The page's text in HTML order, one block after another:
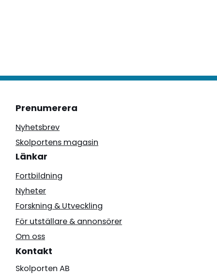
Prenumerera
Nyhetsbrev
Skolportens magasin
Länkar
Fortbildning
Nyheter
Forskning & Utveckling
För utställare & annonsörer
Om oss
Kontakt
Skolporten AB